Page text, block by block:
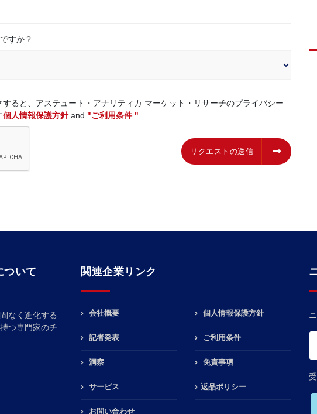
すか？
ると、アステュート・アナリティカ マーケット・リサーチのプライバシー
個人情報保護方針and "ご利用条件 "
リクエストの送信
ついて
なく進化する
つ専門家のチ
関連企業リンク
会社概要
記者発表
洞察
サービス
お問い合わせ
個人情報保護方針
ご利用条件
免責事項
返品ポリシー